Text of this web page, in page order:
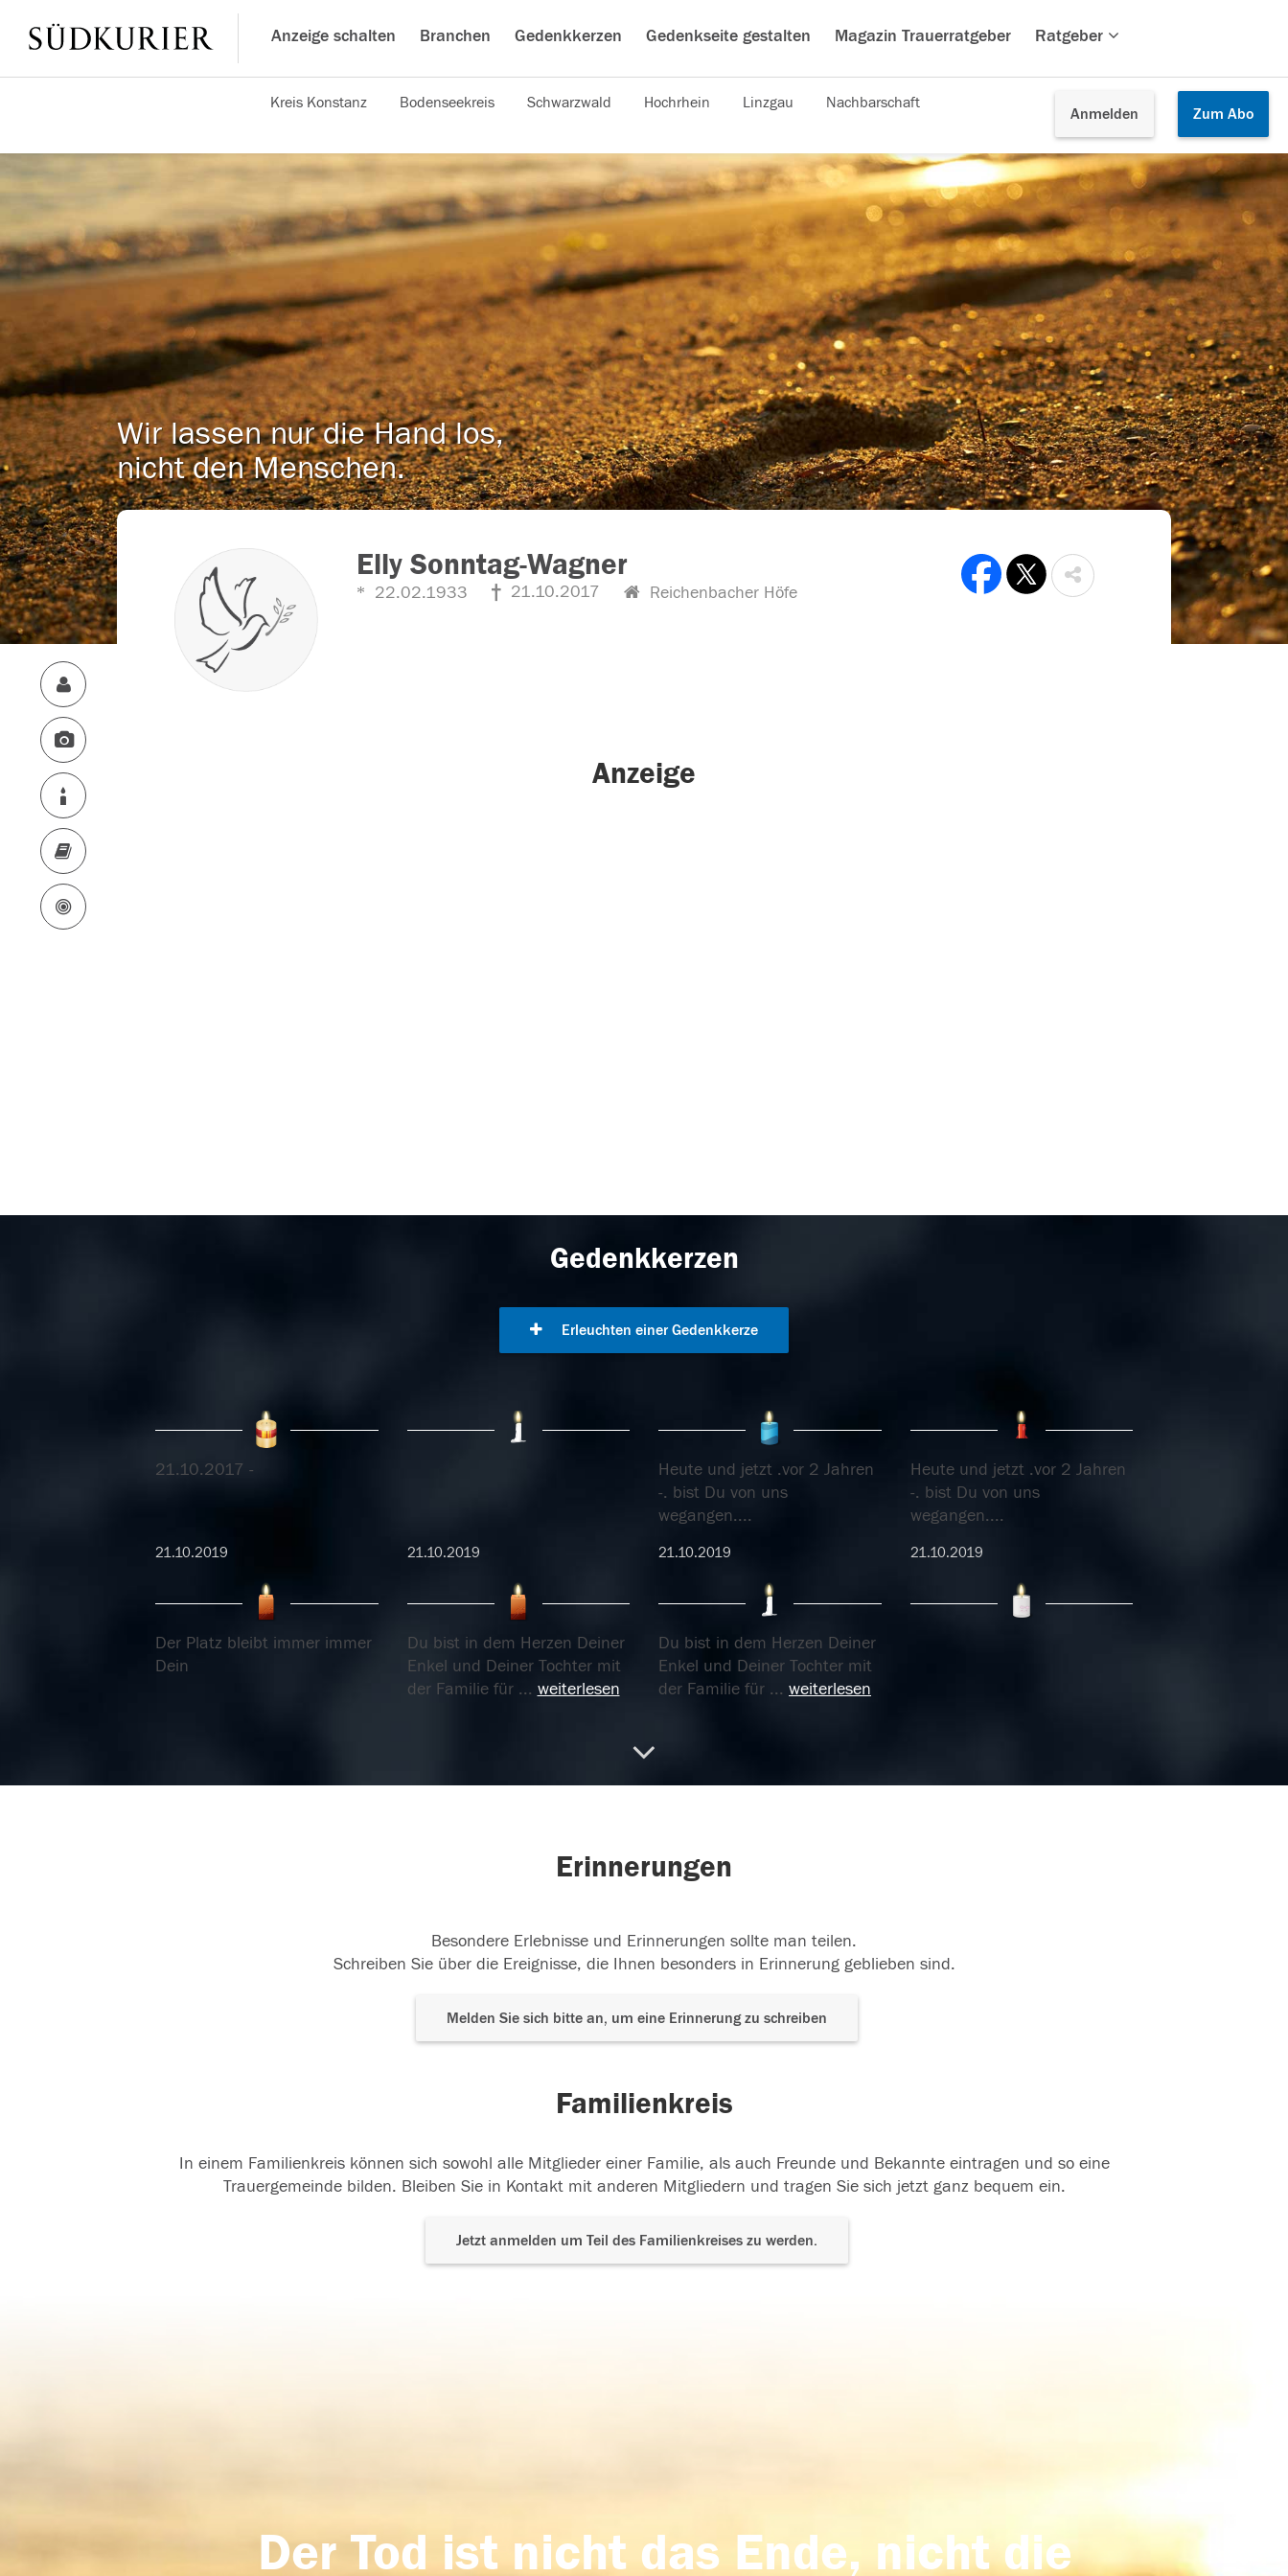
Anzeige schalten Branchen Gedenkkerzen Gedenkseite gestalten Magazin Trauerratgeber Ratgeber
Anmelden Zum Abo
Kreis Konstanz Bodenseekreis Schwarzwald Hochrhein Linzgau Nachbarschaft
Wir lassen nur die Hand los,
nicht den Menschen.
Elly Sonntag-Wagner
22.02.1933 21.10.2017 Reichenbacher Höfe
Anzeige
Gedenkkerzen
Erleuchten einer Gedenkkerze
21.10.2017 -
21.10.2019 21.10.2019
Heute und jetzt .vor 2 Jahren
-. bist Du von uns
wegangen....
21.10.2019
Heute und jetzt .vor 2 Jahren
-. bist Du von uns
wegangen....
21.10.2019
Der Platz bleibt immer immer
Dein
Du bist in dem Herzen Deiner
Enkel und Deiner Tochter mit
der Familie für ... weiterlesen
Du bist in dem Herzen Deiner
Enkel und Deiner Tochter mit
der Familie für ... weiterlesen
Erinnerungen
Besondere Erlebnisse und Erinnerungen sollte man teilen.
Schreiben Sie über die Ereignisse, die Ihnen besonders in Erinnerung geblieben sind.
Melden Sie sich bitte an, um eine Erinnerung zu schreiben
Familienkreis
In einem Familienkreis können sich sowohl alle Mitglieder einer Familie, als auch Freunde und Bekannte eintragen und so eine
Trauergemeinde bilden. Bleiben Sie in Kontakt mit anderen Mitgliedern und tragen Sie sich jetzt ganz bequem ein.
Jetzt anmelden um Teil des Familienkreises zu werden.
Der Tod ist nicht das Ende, nicht die